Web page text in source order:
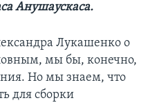
Анушаускаса.
Лукашенко о
мы бы, конечно,
Но мы знаем, что
для сборки